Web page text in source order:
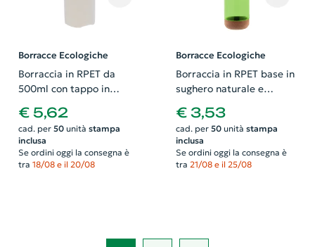
Borracce Ecologiche
Borraccia in RPET da
500ml con tappo in
bambù e rivestimento in
feltro RPET
personalizzabile in
sublimazione
€ 5,62
cad. per 50unità stampa
inclusa
Se ordini oggi la consegna è
tra 18/08 e il 20/08
Borracce Ecologiche
Borraccia in RPET base in
sughero naturale e
coperchio in PP da 720ml
€ 3,53
cad. per 50unità stampa
inclusa
Se ordini oggi la consegna è
tra 21/08 e il 25/08